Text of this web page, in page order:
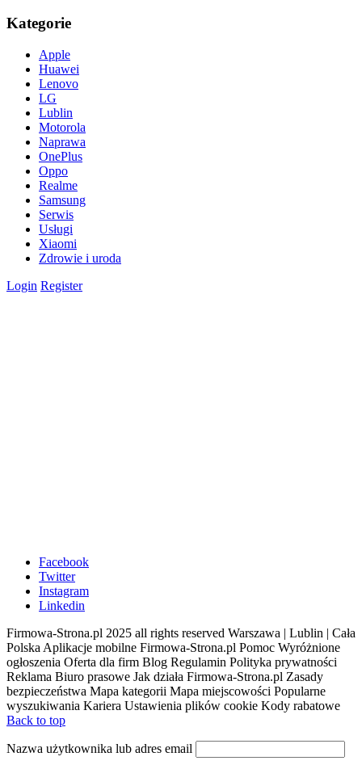
Kategorie
Apple
Huawei
Lenovo
LG
Lublin
Motorola
Naprawa
OnePlus
Oppo
Realme
Samsung
Serwis
Usługi
Xiaomi
Zdrowie i uroda
Login Register
Facebook
Twitter
Instagram
Linkedin
Firmowa-Strona.pl 2025 all rights reserved Warszawa | Lublin | Cała
Polska Aplikacje mobilne Firmowa-Strona.pl Pomoc Wyróżnione
ogłoszenia Oferta dla firm Blog Regulamin Polityka prywatności
Reklama Biuro prasowe Jak działa Firmowa-Strona.pl Zasady
bezpieczeństwa Mapa kategorii Mapa miejscowości Popularne
wyszukiwania Kariera Ustawienia plików cookie Kody rabatowe
Back to top
Nazwa użytkownika lub adres email